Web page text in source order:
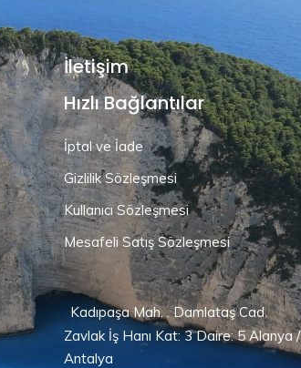
İletişim
Hızlı Bağlantılar
İptal ve İade
Gizlilik Sözleşmesi
Kullanıcı Sözleşmesi
Mesafeli Satış Sözleşmesi
Kadıpaşa Mah. . Damlataş Cad.
Zavlak İş Hanı Kat: 3 Daire: 5 Alanya /
Antalya